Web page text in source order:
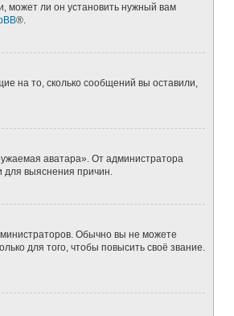
может ли он установить нужный вам
®.
на то, сколько сообщений вы оставили,
аватара». От администратора
для выяснения причин.
Обычно вы не можете
для того, чтобы повысить своё звание.